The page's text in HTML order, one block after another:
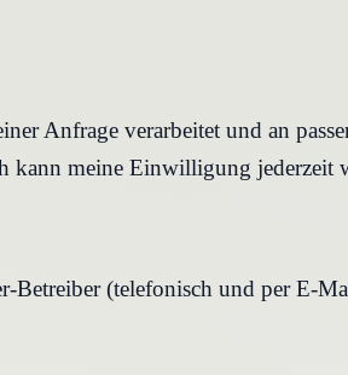
Anfrage verarbeitet und an
kann meine Einwilligung jederzeit
Betreiber (telefonisch und per E-